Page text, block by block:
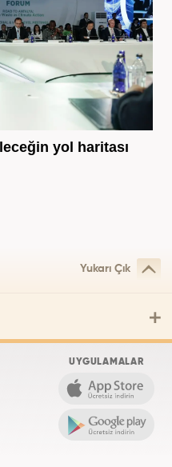
yol haritası
Yukarı Çık
UYGULAMALAR